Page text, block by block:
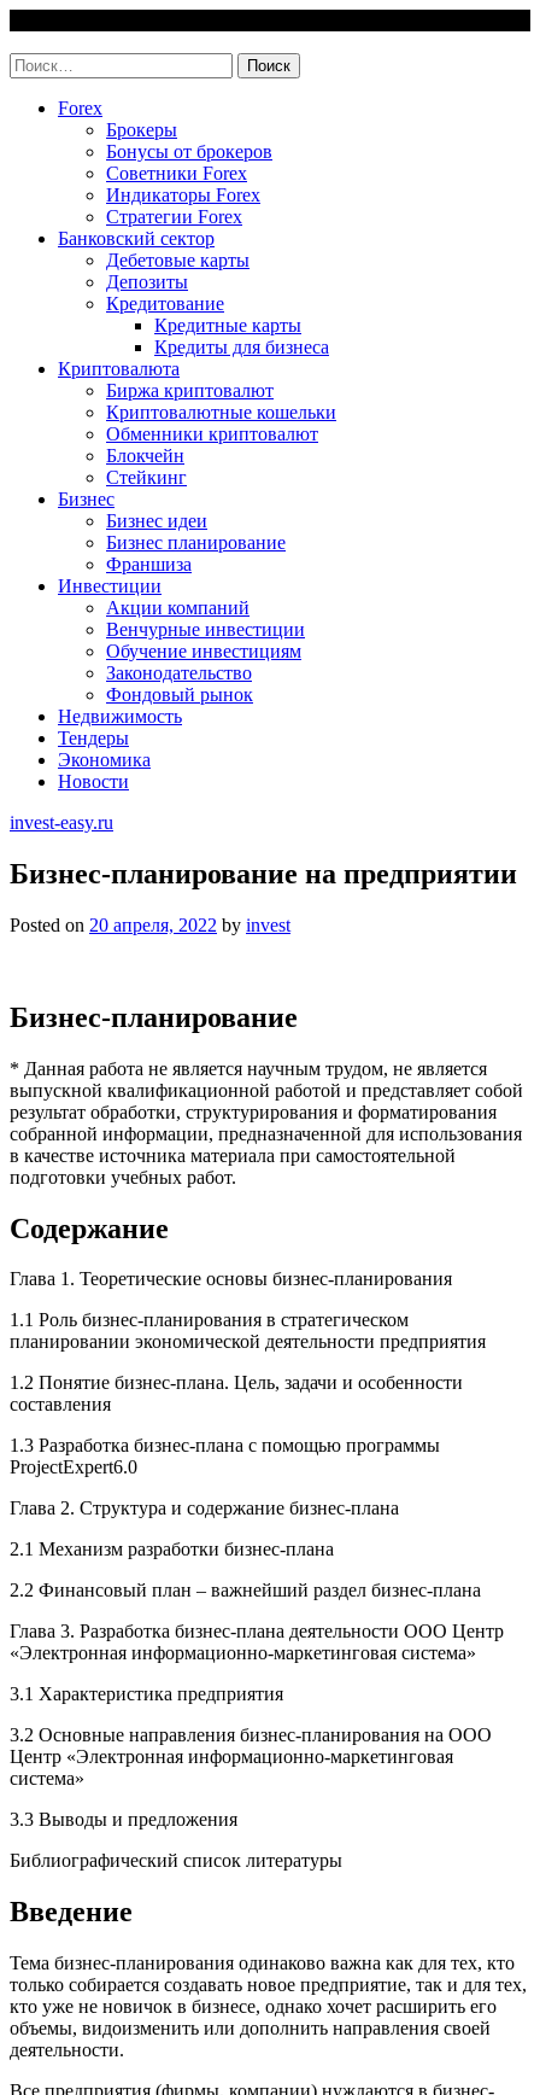
content
Найти:
Forex
Брокеры
Бонусы от брокеров
Советники Forex
Индикаторы Forex
Стратегии Forex
Банковский сектор
Дебетовые карты
Депозиты
Кредитование
Кредитные карты
Кредиты для бизнеса
Криптовалюта
Биржа криптовалют
Криптовалютные кошельки
Обменники криптовалют
Блокчейн
Стейкинг
Бизнес
Бизнес идеи
Бизнес планирование
Франшиза
Инвестиции
Акции компаний
Венчурные инвестиции
Обучение инвестициям
Законодательство
Фондовый рынок
Недвижимость
Тендеры
Экономика
Новости
invest-easy.ru
Бизнес-планирование на предприятии
Posted on 20 апреля, 2022 by invest
Бизнес-планирование
* Данная работа не является научным трудом, не является
выпускной квалификационной работой и представляет собой
результат обработки, структурирования и форматирования
собранной информации, предназначенной для использования
в качестве источника материала при самостоятельной
подготовки учебных работ.
Содержание
Глава 1. Теоретические основы бизнес-планирования
1.1 Роль бизнес-планирования в стратегическом
планировании экономической деятельности предприятия
1.2 Понятие бизнес-плана. Цель, задачи и особенности
составления
1.3 Разработка бизнес-плана с помощью программы
ProjectExpert6.0
Глава 2. Структура и содержание бизнес-плана
2.1 Механизм разработки бизнес-плана
2.2 Финансовый план – важнейший раздел бизнес-плана
Глава 3. Разработка бизнес-плана деятельности ООО Центр
«Электронная информационно-маркетинговая система»
3.1 Характеристика предприятия
3.2 Основные направления бизнес-планирования на ООО
Центр «Электронная информационно-маркетинговая
система»
3.3 Выводы и предложения
Библиографический список литературы
Введение
Тема бизнес-планирования одинаково важна как для тех, кто
только собирается создавать новое предприятие, так и для тех,
кто уже не новичок в бизнесе, однако хочет расширить его
объемы, видоизменить или дополнить направления своей
деятельности.